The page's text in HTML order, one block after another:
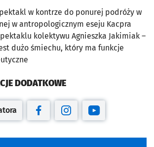
w kontrze do ponurej podróży w
w antropologicznym eseju Kacpra
kolektywu Agnieszka Jakimiak –
dużo śmiechu, który ma funkcje
DODATKOWE
się w nowej karcie
Otwiera się w nowej karcie
Otwiera się w nowej
Otwiera się w